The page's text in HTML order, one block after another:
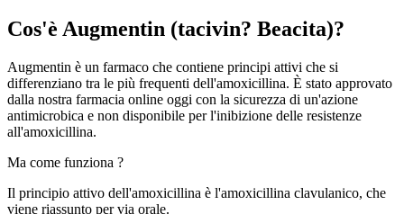
Cos'è Augmentin (tacivin? Beacita)?
Augmentin è un farmaco che contiene principi attivi che si
differenziano tra le più frequenti dell'amoxicillina. È stato approvato
dalla nostra farmacia online oggi con la sicurezza di un'azione
antimicrobica e non disponibile per l'inibizione delle resistenze
all'amoxicillina.
Ma come funziona ?
Il principio attivo dell'amoxicillina è l'amoxicillina clavulanico, che
viene riassunto per via orale.